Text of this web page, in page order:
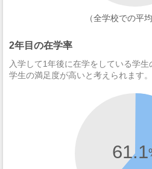
（全学校での平
2年目の在学率
入学して1年後に在学をしている学
学生の満足度が高いと考えられます。
61.1